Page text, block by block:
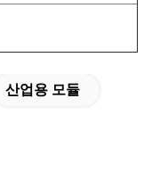
산업용 모듈